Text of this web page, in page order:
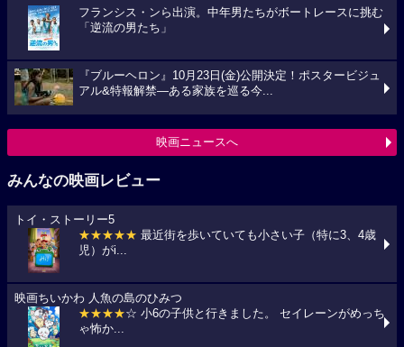
フランシス・ンら出演。中年男たちがボートレースに挑む
「逆流の男たち」
『ブルーヘロン』10月23日(金)公開決定！ポスタービジュ
アル&特報解禁―ある家族を巡る今...
映画ニュースへ
みんなの映画レビュー
トイ・ストーリー5
★★★★★ 最近街を歩いていても小さい子（特に3、4歳
児）がi...
映画ちいかわ 人魚の島のひみつ
★★★★☆ 小6の子供と行きました。 セイレーンがめっち
ゃ怖か...